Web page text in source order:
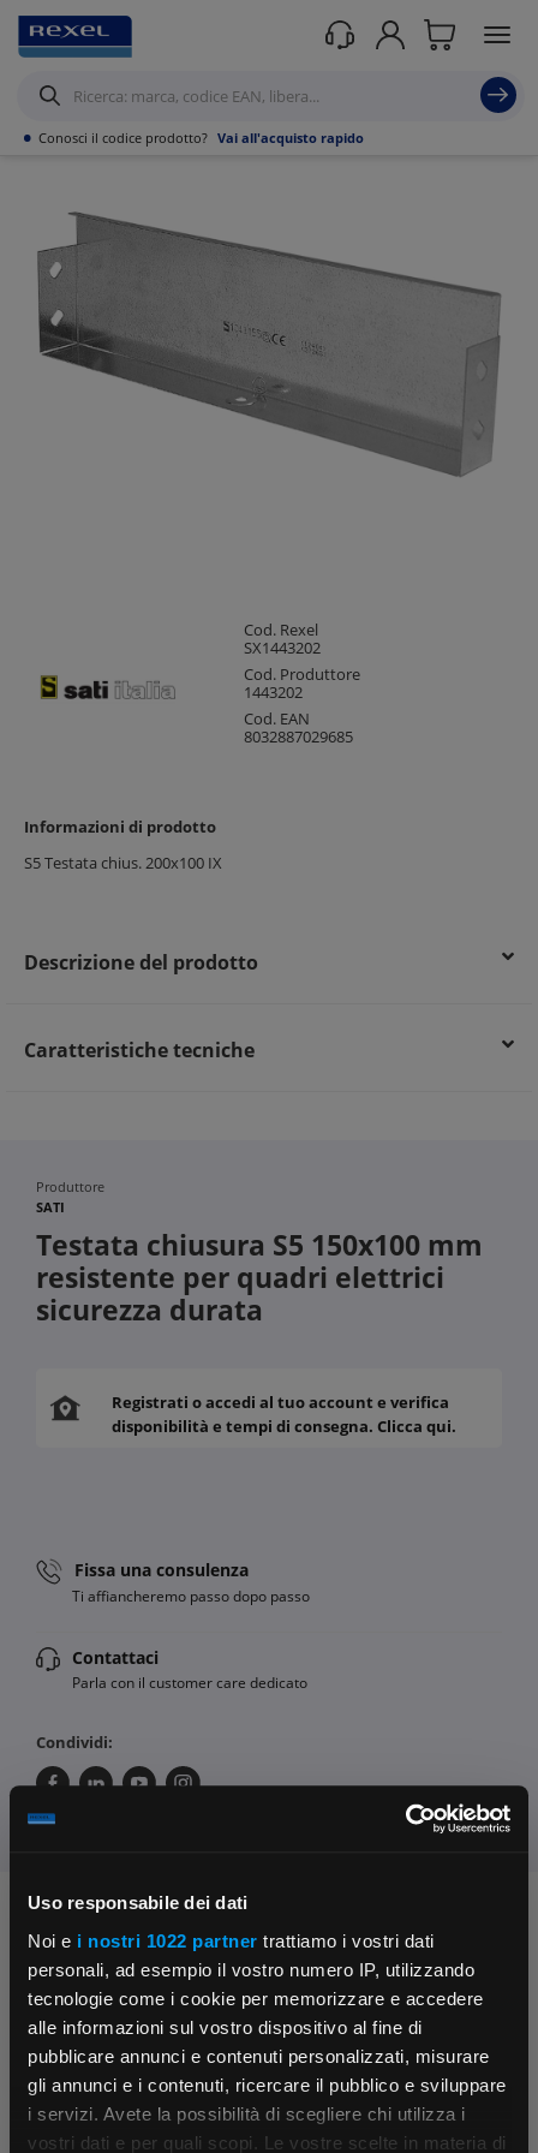
Uso responsabile dei dati
Noi e i nostri 1022 partner trattiamo i vostri dati
personali, ad esempio il vostro numero IP, utilizzando
tecnologie come i cookie per memorizzare e accedere
alle informazioni sul vostro dispositivo al fine di
pubblicare annunci e contenuti personalizzati, misurare
gli annunci e i contenuti, ricercare il pubblico e sviluppare
i servizi. Avete la possibilità di scegliere chi utilizza i
vostri dati e per quali scopi. Le vostre scelte in materia di
• Conosci il codice prodotto? Vai all'acquisto rapido
Prodotti /Canalizzazioni Canaline Passacavi Industriali in Metallo/Canale
forato in Lamiera
Cod. Rexel
SX1443202
Cod. Produttore
1443202
Cod. EAN
8032887029685
Informazioni di prodotto
S5 Testata chius. 200x100 IX
Descrizione del prodotto
Caratteristiche tecniche
Produttore
SATI
Testata chiusura S5 150x100 mm
resistente per quadri elettrici
sicurezza durata
Registrati o accedi al tuo account e verifica
disponibilità e tempi di consegna. Clicca qui.
Fissa una consulenza
Ti affiancheremo passo dopo passo
Contattaci
Parla con il customer care dedicato
Condividi:
Contattaci Fissa una consulenza